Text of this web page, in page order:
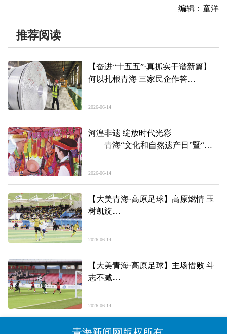
编辑：童洋
推荐阅读
【奋进“十五五”·真抓实干谱新篇】
何以扎根青海 三家民企作答
2026-06-14
河湟非遗 绽放时代光彩
——青海“文化和自然遗产日”暨“非
2026-06-14
【大美青海·高原足球】高原燃情 玉
树凯旋
2026-06-14
【大美青海·高原足球】主场惜败 斗
志不减
场见闻
2026-06-14